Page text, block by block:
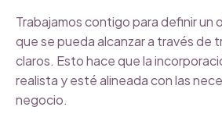
Trabajamos contigo para definir
que se pueda alcanzar a través de
claros. Esto hace que la
realista y esté alineada con las
negocio.